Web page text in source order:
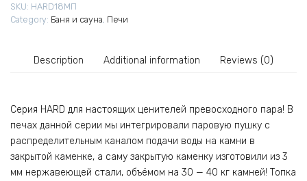
430
09Г2С)
SKU: HARD18МП
Category: Баня и сауна Печи
Description Additional information Reviews (0)
Серия HARD для настоящих ценителей превосходного пара! В
печах данной серии мы интегрировали паровую пушку с
распределительным каналом подачи воды на камни в
закрытой каменке, а саму закрытую каменку изготовили из 3
мм нержавеющей стали, объёмом на 30 — 40 кг камней! Топка